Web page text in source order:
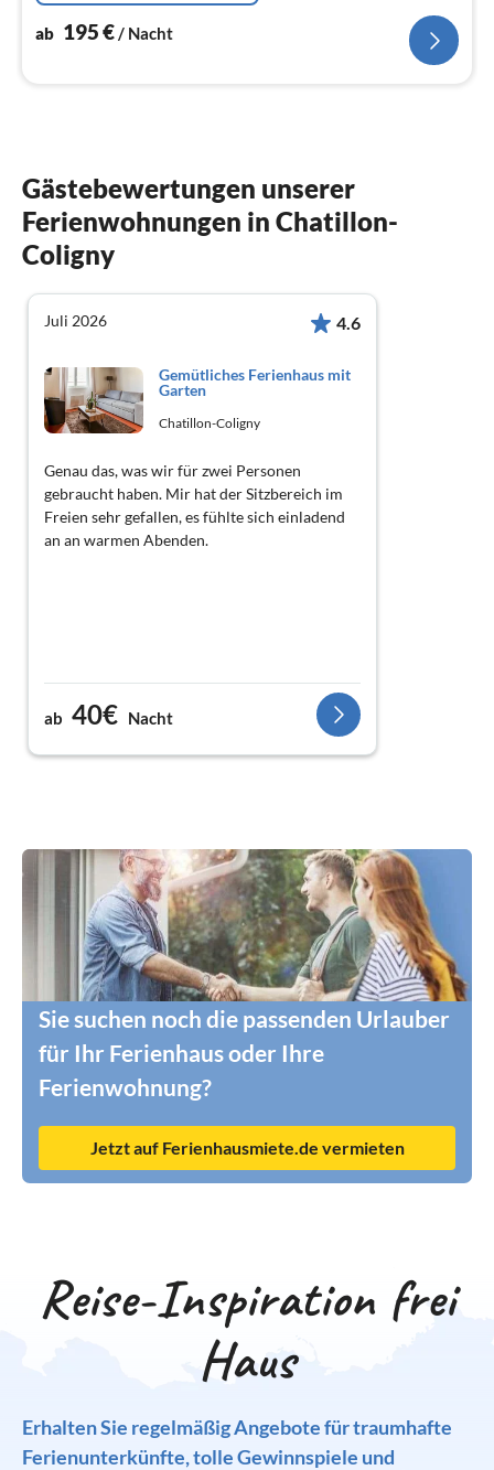
ab 195€/ Nacht
Gästebewertungen unserer
Ferienwohnungen in Chatillon-
Coligny
Juli 2026 4.6
Gemütliches Ferienhaus mit
Garten
Chatillon-Coligny
Genau das, was wir für zwei Personen
gebraucht haben. Mir hat der Sitzbereich im
Freien sehr gefallen, es fühlte sich einladend
an an warmen Abenden.
ab 40€ Nacht
Sie suchen noch die passenden Urlauber
für Ihr Ferienhaus oder Ihre
Ferienwohnung?
Jetzt auf Ferienhausmiete.de vermieten
Reise-Inspiration frei
Haus
Erhalten Sie regelmäßig Angebote für traumhafte
Ferienunterkünfte, tolle Gewinnspiele und